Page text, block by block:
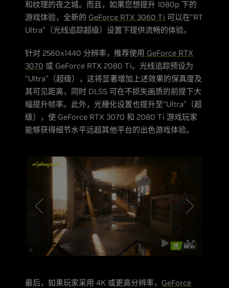
和纹理的夜之城。而且，如果您想提升 1080p 下的
游戏体验，全新的 GeForce RTX 3060 Ti 可以在“RT
Ultra”（光线追踪超级）设置下提供流畅的体验。
针对 2560x1440 分辨率，推荐使用 GeForce RTX
3070 或 GeForce RTX 2080 Ti。光线追踪预设为
“Ultra”（超级），这将显著增加上述效果的保真度及
其可见距离，同时 DLSS 可在不损失画质的前提下大
幅提升帧率。此外，光栅化设置也提升至“Ultra”（超
级），使 GeForce RTX 3070 和 2080 Ti 游戏玩家
能够获得细节水平远超其他平台的出色游戏体验。
最后，如果玩家采用 4K 或更高分辨率， GeForce